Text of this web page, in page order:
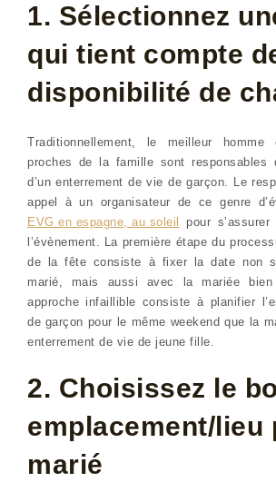
1. Sélectionnez
qui tient compte
disponibilité de
Traditionnellement, le meilleur
proches de la famille sont responsables
d’un enterrement de vie de garçon. Le
appel à un organisateur de ce genre
EVG en espagne, au soleil pour
l’évènement. La première étape du
de la fête consiste à fixer la date non
marié, mais aussi avec la mariée bien
approche infaillible consiste à planifier
de garçon pour le même weekend que la
enterrement de vie de jeune fille.
2. Choisissez le
emplacement/lieu
marié